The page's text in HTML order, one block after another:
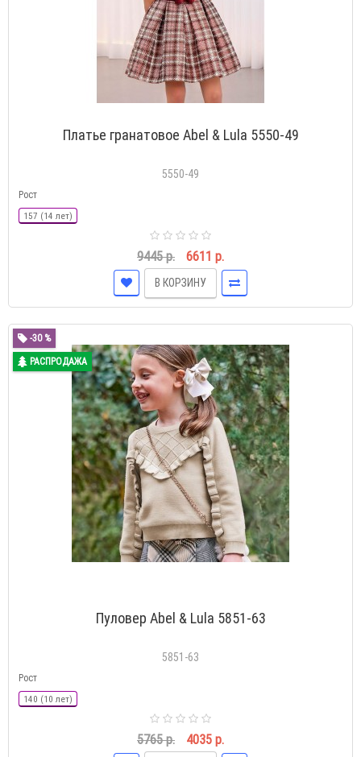
Платье гранатовое Abel & Lula 5550-49
5550-49
Рост
157 (14 лет)
9445 р. 6611 р.
В КОРЗИНУ
-30 %
РАСПРОДАЖА
Пуловер Abel & Lula 5851-63
5851-63
Рост
140 (10 лет)
5765 р. 4035 р.